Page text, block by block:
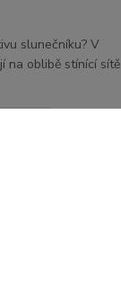
slunečníku? V
na oblibě stínící sítě